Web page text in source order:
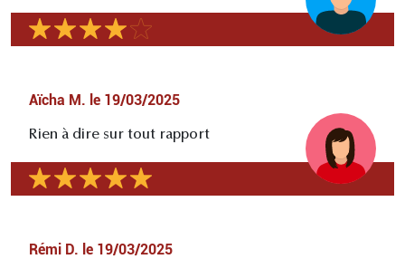
Aïcha M. le 19/03/2025
Rien à dire sur tout rapport
Rémi D. le 19/03/2025